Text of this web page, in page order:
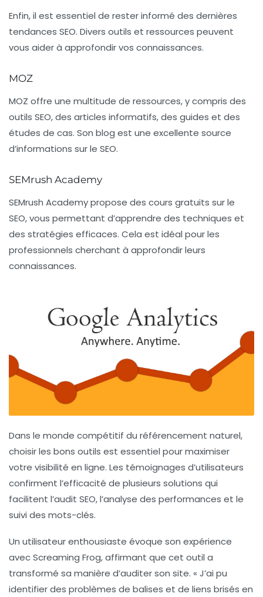
Enfin, il est essentiel de rester informé des dernières
tendances SEO. Divers outils et ressources peuvent
vous aider à approfondir vos connaissances.
MOZ
MOZ offre une multitude de ressources, y compris des
outils SEO, des articles informatifs, des guides et des
études de cas. Son blog est une excellente source
d’informations sur le SEO.
SEMrush Academy
SEMrush Academypropose des cours gratuits sur le
SEO, vous permettant d’apprendre des techniques et
des stratégies efficaces. Cela est idéal pour les
professionnels cherchant à approfondir leurs
connaissances.
Dans le monde compétitif du référencement naturel,
choisir les bons outils est essentiel pour maximiser
votre visibilité en ligne. Les témoignages d’utilisateurs
confirment l’efficacité de plusieurs solutions qui
facilitent l’audit SEO, l’analyse des performances et le
suivi des mots-clés.
Un utilisateur enthousiaste évoque son expérience
avecScreaming Frog, affirmant que cet outil a
transformé sa manière d’auditer son site. « J’ai pu
identifier des problèmes de balises et de liens brisés en